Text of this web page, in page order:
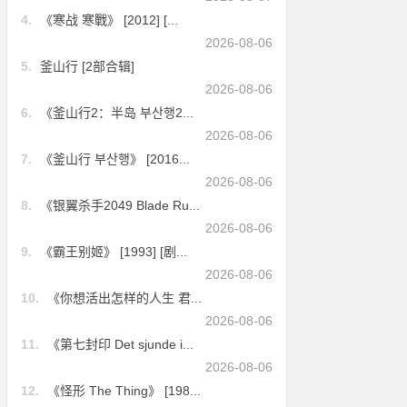
4.
《寒战 寒戰》 [2012] [...
2026-08-06
5.
釜山行 [2部合辑]
2026-08-06
6.
《釜山行2：半岛 부산행2...
2026-08-06
7.
《釜山行 부산행》 [2016...
2026-08-06
8.
《银翼杀手2049 Blade Ru...
2026-08-06
9.
《霸王别姬》 [1993] [剧...
2026-08-06
10.
《你想活出怎样的人生 君...
2026-08-06
11.
《第七封印 Det sjunde i...
2026-08-06
12.
《怪形 The Thing》 [198...